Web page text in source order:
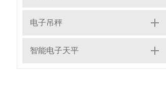
电子吊秤
智能电子天平